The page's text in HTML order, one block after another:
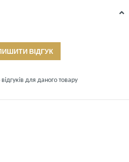
ВІДГУК
для даного товару